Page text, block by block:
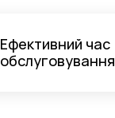
Ефективний час
обслуговування